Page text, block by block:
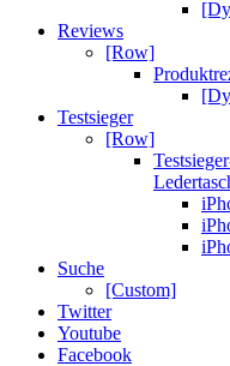
Reviews
[Row]
Testsieger
[Row]
Suche
[Custom]
Twitter
Youtube
Facebook